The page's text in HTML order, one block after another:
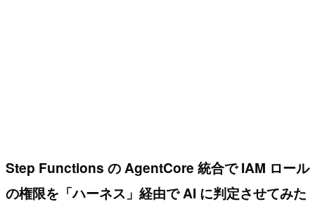
Step Functions の AgentCore 統合で IAM ロール
の権限を「ハーネス」経由で AI に判定させてみた